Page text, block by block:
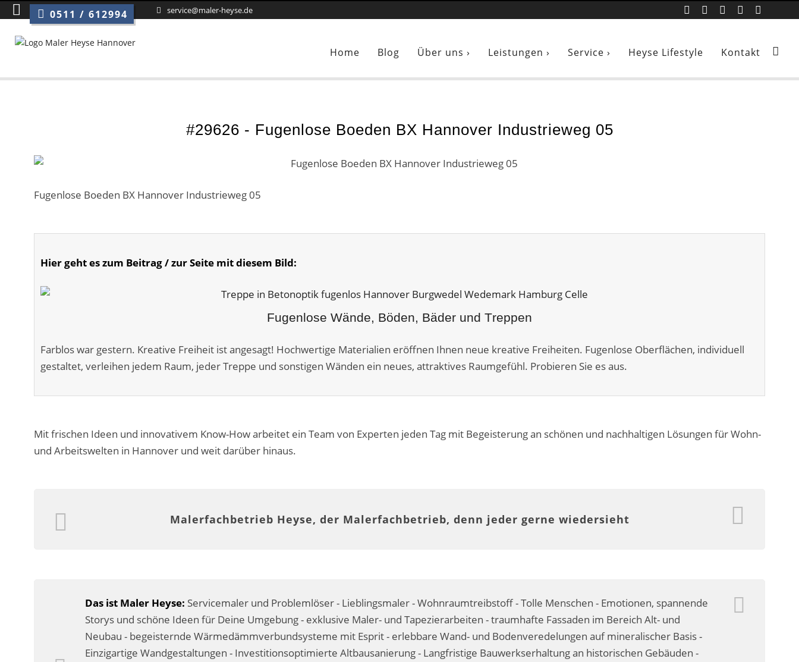
0511 / 612994 service@maler-heyse.de
Home Blog Über uns › Leistungen › Service › Heyse Lifestyle Kontakt
#29626 - Fugenlose Boeden BX Hannover Industrieweg 05
Fugenlose Boeden BX Hannover Industrieweg 05
Hier geht es zum Beitrag / zur Seite mit diesem Bild:
Fugenlose Wände, Böden, Bäder und Treppen
Farblos war gestern. Kreative Freiheit ist angesagt! Hochwertige Materialien eröffnen Ihnen neue kreative Freiheiten. Fugenlose Oberflächen, individuell
gestaltet, verleihen jedem Raum, jeder Treppe und sonstigen Wänden ein neues, attraktives Raumgefühl. Probieren Sie es aus.
Mit frischen Ideen und innovativem Know-How arbeitet ein Team von Experten jeden Tag mit Begeisterung an schönen und nachhaltigen Lösungen für Wohn-
und Arbeitswelten in Hannover und weit darüber hinaus.
Malerfachbetrieb Heyse, der Malerfachbetrieb, denn jeder gerne wiedersieht
Das ist Maler Heyse: Servicemaler und Problemlöser - Lieblingsmaler - Wohnraumtreibstoff - Tolle Menschen - Emotionen, spannende
Storys und schöne Ideen für Deine Umgebung - exklusive Maler- und Tapezierarbeiten - traumhafte Fassaden im Bereich Alt- und
Neubau - begeisternde Wärmedämmverbundsysteme mit Esprit - erlebbare Wand- und Bodenveredelungen auf mineralischer Basis -
Einzigartige Wandgestaltungen - Investitionsoptimierte Altbausanierung - Langfristige Bauwerkserhaltung an historischen Gebäuden -